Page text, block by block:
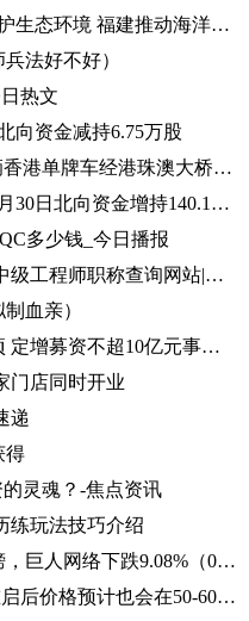
建设海上牧场 加强良种选育 保护生态环境 福建推动海洋渔业高质量发展（高质量发展调研行）
法好不好）
热文
向资金减持6.75万股
观天下！“港车北上”实施，首辆香港单牌车经港珠澳大桥入粤
最新：海格通信（002465）：6月30日北向资金增持140.12万股
多少钱_今日播报
中级工程师职称查询网站官方 中级工程师职称查询网站|世界今日讯
血亲）
柳药集团：未涉及热点概念事项 定增募资不超10亿元事项目前处于审核阶段 环球速看
门店同时开业
递
得
灵魂？-焦点资讯
练玩法技巧介绍
环球观天下！多主力现身龙虎榜，巨人网络下跌9.08%（06-30）
百川畅银(300614.SZ)：CCER重启后价格预计也会在50-60元/吨左右